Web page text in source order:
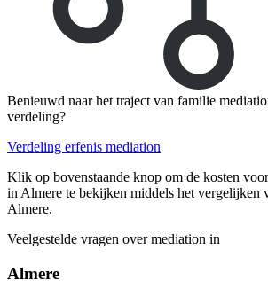
Benieuwd naar het traject van familie
verdeling?
Verdeling erfenis mediation
Klik op bovenstaande knop om de kosten
in Almere te bekijken middels het vergelijken
Almere.
Veelgestelde vragen over mediation in
Almere